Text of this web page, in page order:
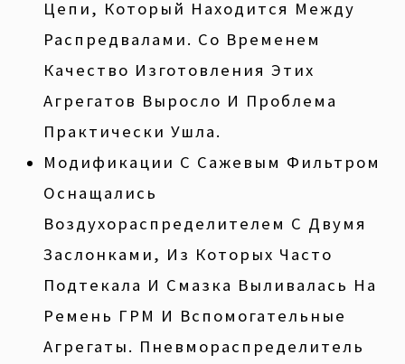
Цепи, Который Находится Между
Распредвалами. Со Временем
Качество Изготовления Этих
Агрегатов Выросло И Проблема
Практически Ушла.
Модификации С Сажевым Фильтром
Оснащались
Воздухораспределителем С Двумя
Заслонками, Из Которых Часто
Подтекала И Смазка Выливалась На
Ремень ГРМ И Вспомогательные
Агрегаты. Пневмораспределитель